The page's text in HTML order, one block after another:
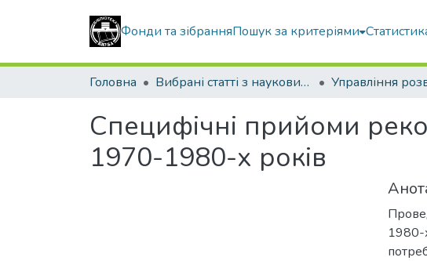
Фонди та зібранняПошук за критеріями
Головна Вибрані статті з наукових збірників КНУБА
Специфічні прийоми
1970-1980-х років
1980-